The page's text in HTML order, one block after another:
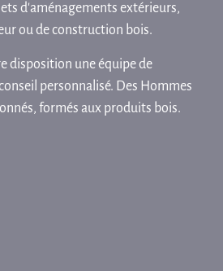
d'aménagements extérieurs,
ou de construction bois.
disposition une équipe de
personnalisé. Des Hommes
formés aux produits bois.